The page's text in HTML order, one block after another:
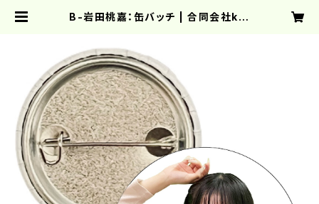
B-岩田桃嘉：缶バッチ | 合同会社kin